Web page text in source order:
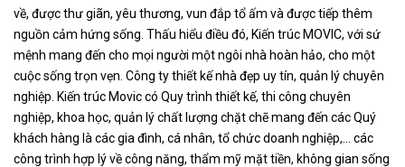
về, được thư giãn, yêu thương, vun đắp tổ ấm và được tiếp thêm
nguồn cảm hứng sống. Thấu hiểu điều đó, Kiến trúc MOVIC, với sứ
mệnh mang đến cho mọi người một ngôi nhà hoàn hảo, cho một
cuộc sống trọn vẹn. Công ty thiết kế nhà đẹp uy tín, quản lý chuyên
nghiệp. Kiến trúc Movic có Quy trình thiết kế, thi công chuyên
nghiệp, khoa học, quản lý chất lượng chặt chẽ mang đến các Quý
khách hàng là các gia đình, cá nhân, tổ chức doanh nghiệp,… các
công trình hợp lý về công năng, thẩm mỹ mặt tiền, không gian sống